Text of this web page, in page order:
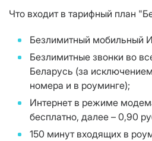
Что входит в тарифный план
Безлимитный мобильный
Безлимитные звонки во
Беларусь (за
номера и в роуминге);
Интернет в режиме
бесплатно, далее – 0,90
150 минут входящих в